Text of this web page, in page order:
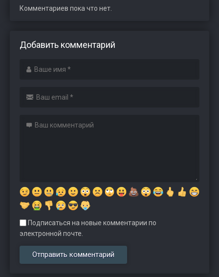
Комментариев пока что нет.
Добавить комментарий
Подписаться на новые комментарии по
электронной почте.